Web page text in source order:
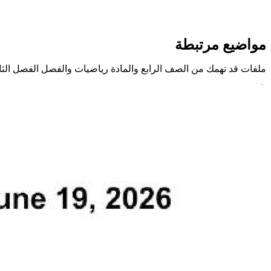
مواضيع مرتبطة
ملفات قد تهمك من الصف الرابع والمادة رياضيات والفصل الفصل